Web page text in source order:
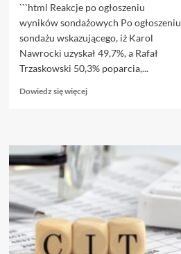
```html Reakcje po ogłoszeniu
wyników sondażowych Po ogłoszeniu
sondażu wskazującego, iż Karol
Nawrocki uzyskał 49,7%, a Rafał
Trzaskowski 50,3% poparcia,...
Dowiedz się więcejDowiedz
PiS
ostro
wynikach
exit
poll:
„Rząd
Tuska